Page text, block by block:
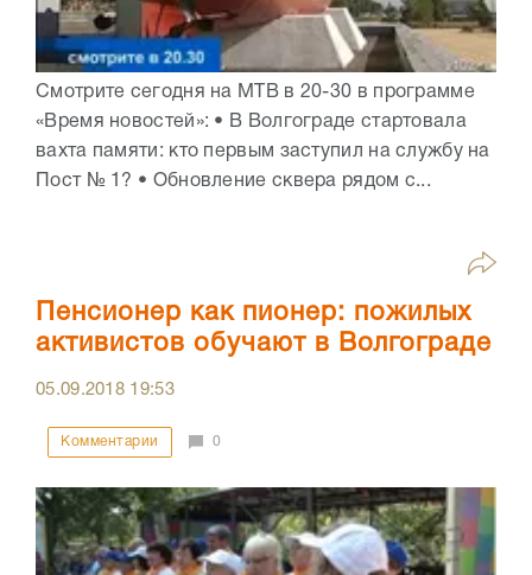
Смотрите сегодня на МТВ в 20-30 в программе
«Время новостей»: • В Волгограде стартовала
вахта памяти: кто первым заступил на службу на
Пост № 1? • Обновление сквера рядом с...
Пенсионер как пионер: пожилых
активистов обучают в Волгограде
05.09.2018 19:53
Комментарии 0